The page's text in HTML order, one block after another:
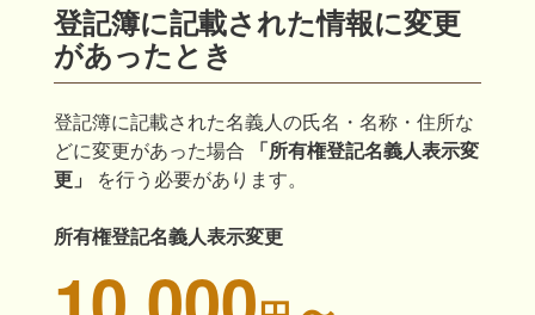
登記簿に記載された情報に変更
があったとき
登記簿に記載された名義人の氏名・名称・住所な
どに変更があった場合
「所有権登記名義人表示変
更」
を行う必要があります。
所有権登記名義人表示変更